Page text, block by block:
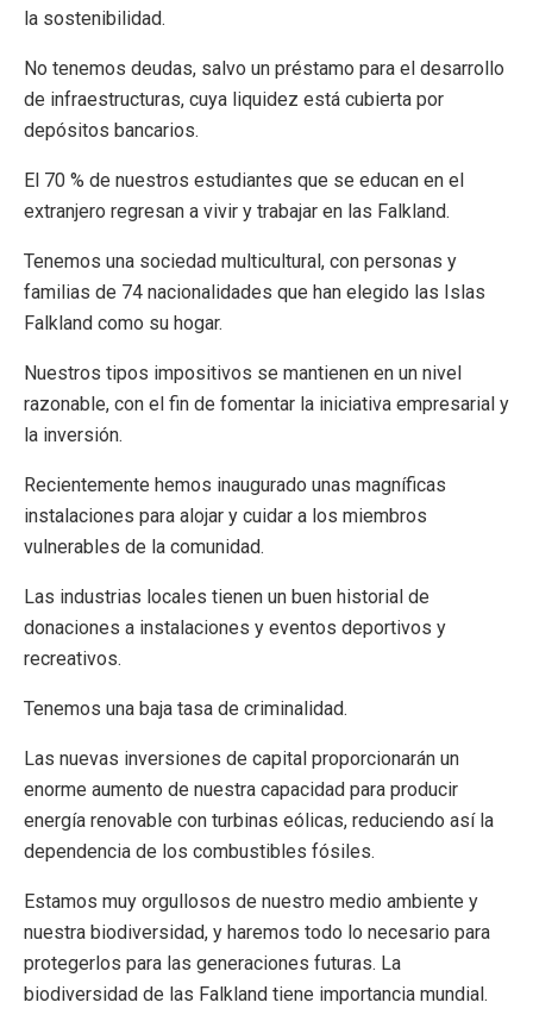
la sostenibilidad.
No tenemos deudas, salvo un préstamo para el desarrollo
de infraestructuras, cuya liquidez está cubierta por
depósitos bancarios.
El 70 % de nuestros estudiantes que se educan en el
extranjero regresan a vivir y trabajar en las Falkland.
Tenemos una sociedad multicultural, con personas y
familias de 74 nacionalidades que han elegido las Islas
Falkland como su hogar.
Nuestros tipos impositivos se mantienen en un nivel
razonable, con el fin de fomentar la iniciativa empresarial y
la inversión.
Recientemente hemos inaugurado unas magníficas
instalaciones para alojar y cuidar a los miembros
vulnerables de la comunidad.
Las industrias locales tienen un buen historial de
donaciones a instalaciones y eventos deportivos y
recreativos.
Tenemos una baja tasa de criminalidad.
Las nuevas inversiones de capital proporcionarán un
enorme aumento de nuestra capacidad para producir
energía renovable con turbinas eólicas, reduciendo así la
dependencia de los combustibles fósiles.
Estamos muy orgullosos de nuestro medio ambiente y
nuestra biodiversidad, y haremos todo lo necesario para
protegerlos para las generaciones futuras. La
biodiversidad de las Falkland tiene importancia mundial.